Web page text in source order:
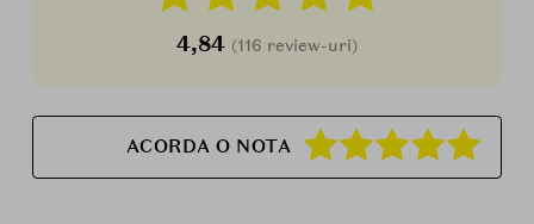
4,84 (116 review-uri)
ACORDA O NOTA